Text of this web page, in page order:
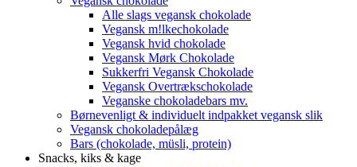
Alle slags vegansk chokolade
Vegansk m!lkechokolade
Vegansk hvid chokolade
Vegansk Mørk Chokolade
Sukkerfri Vegansk Chokolade
Vegansk Overtrækschokolade
Veganske chokoladebars mv.
Børnevenligt & individuelt indpakket vegansk slik
Vegansk chokoladepålæg
Bars (chokolade, müsli, protein)
Snacks, kiks & kage